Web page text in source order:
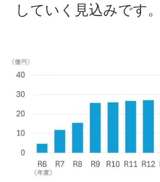
していく見込みです。